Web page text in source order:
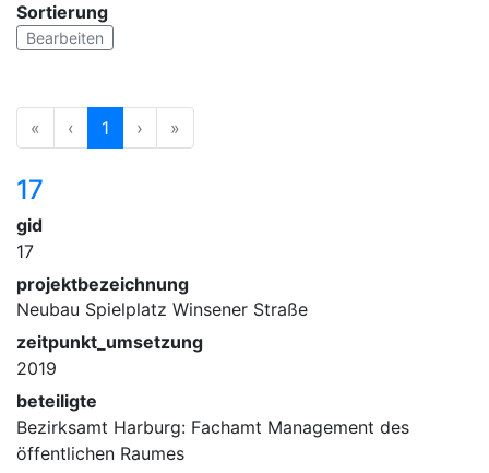
Sortierung
Bearbeiten
« ‹ 1 › »
17
gid
17
projektbezeichnung
Neubau Spielplatz Winsener Straße
zeitpunkt_umsetzung
2019
beteiligte
Bezirksamt Harburg: Fachamt Management des
öffentlichen Raumes